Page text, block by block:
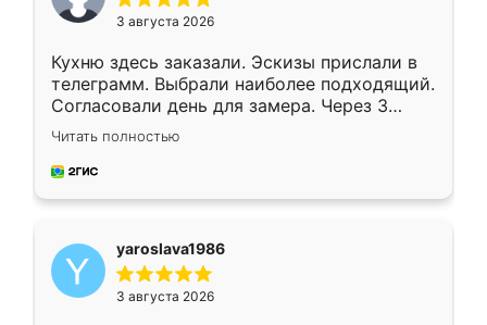
3 августа 2026
Кухню здесь заказали. Эскизы прислали в
телеграмм. Выбрали наиболее подходящий.
Согласовали день для замера. Через 3
недели кухня была уже готова. Остались
довольны работой. Спасибо Ренессанс
мебель за качественную работу!
Читать полностью
yaroslava1986
3 августа 2026